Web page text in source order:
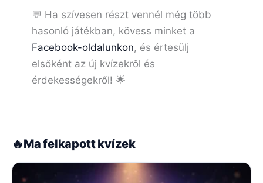
💬 Ha szívesen részt vennél még több
hasonló játékban, kövess minket a
Facebook-oldalunkon, és értesülj
elsőként az új kvízekről és
érdekességekről! 🌟
🔥Ma felkapott kvízek